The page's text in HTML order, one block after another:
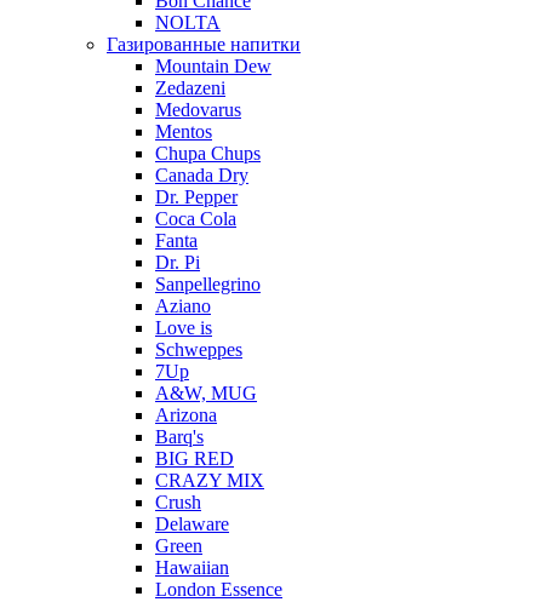
NOLTA
Газированные напитки
Mountain Dew
Zedazeni
Medovarus
Mentos
Chupa Chups
Canada Dry
Dr. Pepper
Coca Cola
Fanta
Dr. Pi
Sanpellegrino
Aziano
Love is
Schweppes
7Up
A&W, MUG
Arizona
Barq's
BIG RED
CRAZY MIX
Crush
Delaware
Green
Hawaiian
London Essence